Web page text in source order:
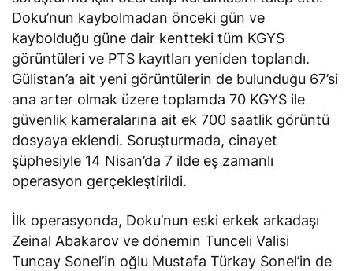
Doku’nun kaybolmadan önceki gün ve
kaybolduğu güne dair kentteki tüm KGYS
görüntüleri ve PTS kayıtları yeniden toplandı.
Gülistan’a ait yeni görüntülerin de bulunduğu 67’si
ana arter olmak üzere toplamda 70 KGYS ile
güvenlik kameralarına ait ek 700 saatlik görüntü
dosyaya eklendi. Soruşturmada, cinayet
şüphesiyle 14 Nisan’da 7 ilde eş zamanlı
operasyon gerçekleştirildi.
İlk operasyonda, Doku’nun eski erkek arkadaşı
Zeinal Abakarov ve dönemin Tunceli Valisi
Tuncay Sonel’in oğlu Mustafa Türkay Sonel’in de